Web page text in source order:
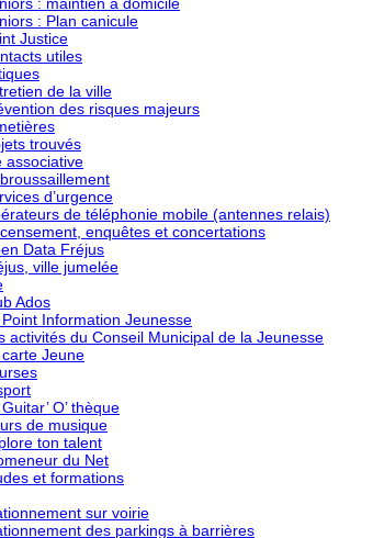
: Plan canicule
Justice
utiles
de la ville
des risques majeurs
trouvés
associative
d’urgence
de téléphonie mobile (antennes relais)
enquêtes et concertations
Data Fréjus
ville jumelée
Ados
Point Information Jeunesse
activités du Conseil Municipal de la Jeunesse
carte Jeune
O’ thèque
de musique
ton talent
du Net
et formations
sur voirie
des parkings à barrières